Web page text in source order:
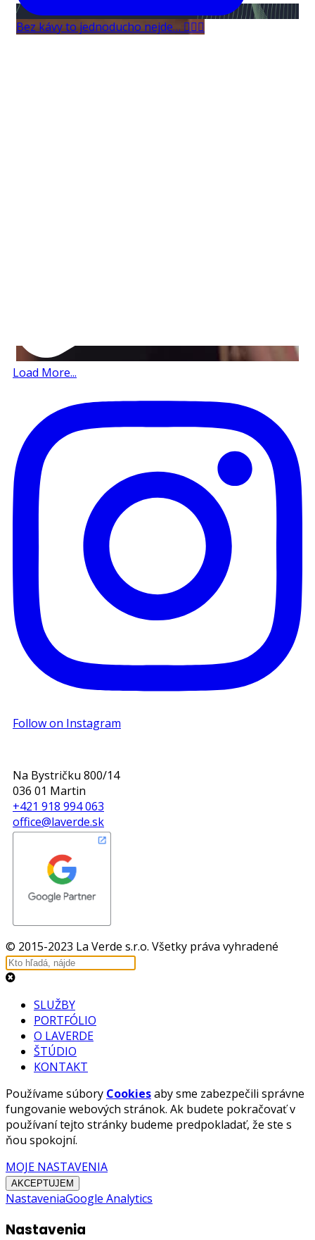
Bez kávy to jednoducho nejde… 🤷🏻‍♀️
Load More...
Follow on Instagram
Na Bystričku 800/14
036 01 Martin
+421 918 994 063
office@laverde.sk
© 2015-2023 La Verde s.r.o. Všetky práva vyhradené
SLUŽBY
PORTFÓLIO
O LAVERDE
ŠTÚDIO
KONTAKT
Používame súbory Cookiesaby sme zabezpečili správne
fungovanie webových stránok. Ak budete pokračovať v
používaní tejto stránky budeme predpokladať, že ste s
ňou spokojní.
MOJE NASTAVENIA
AKCEPTUJEM
NastaveniaGoogle Analytics
Nastavenia